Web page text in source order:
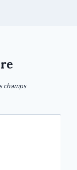
champs